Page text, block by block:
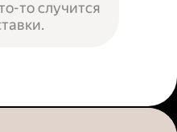
то случится